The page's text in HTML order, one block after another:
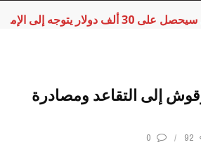
ألف دولار يتوجه إلى الإمارات
إلى التقاعد ومصادرة
92
0